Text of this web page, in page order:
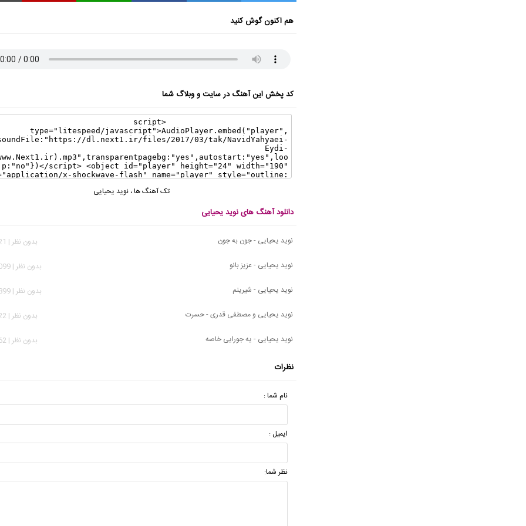
هم اکنون گوش کنید
کد پخش این آهنگ در سایت و وبلاگ شما
تک آهنگ ها، نوید یحیایی
دانلود آهنگ های نوید یحیایی
نوید یحیایی - جون به جون
بدون نظر | 3,021 بازدید
نوید یحیایی - عزیز بانو
بدون نظر | 10,099 بازدید
نوید یحیایی - شیرینم
بدون نظر | 10,899 بازدید
نوید یحیایی و مصطفی قدری - حسرت
بدون نظر | 2,322 بازدید
نوید یحیایی - یه جورایی خاصه
بدون نظر | 3,562 بازدید
نظرات
نام شما :
ایمیل :
نظر شما: